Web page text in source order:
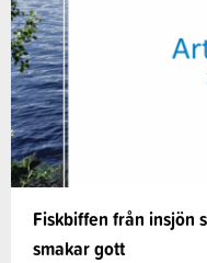
Fiskbiffen från insjön
smakar gott